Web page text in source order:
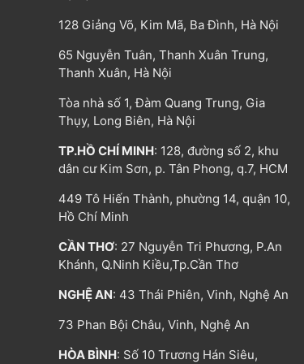
128 Giảng Võ, Kim Mã, Ba Đình, Hà Nội
65 Nguyễn Tuân, Thanh Xuân Trung,
Thanh Xuân, Hà Nội
Tòa nhà số 1, Đàm Quang Trung, Gia
Thụy, Long Biên, Hà Nội
TP.HỒ CHÍ MINH: 128, đường số 2, khu
dân cư Kim Sơn, p. Tân Phong, q.7, HCM
449 Tô Hiến Thành, phường 14, quận 10,
Hồ Chí Minh
CẦN THƠ: 27 Nguyễn Tri Phương, P.An
Khánh, Q.Ninh Kiều,Tp.Cần Thơ
NGHỆ AN: 43 Thái Phiên, Vinh, Nghệ An
73 Phan Bội Châu, Vinh, Nghệ An
HÒA BÌNH: Số 10 Trương Hán Siêu,